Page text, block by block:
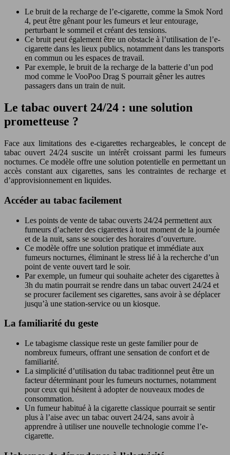
Le bruit de la recharge de l’e-cigarette, comme la Smok Nord
4, peut être gênant pour les fumeurs et leur entourage,
perturbant le sommeil et créant des tensions.
Ce bruit peut également être un obstacle à l’utilisation de l’e-
cigarette dans les lieux publics, notamment dans les transports
en commun ou les espaces de travail.
Par exemple, le bruit de la recharge de la batterie d’un pod
mod comme le VooPoo Drag S pourrait gêner les autres
passagers dans un train de nuit.
Le tabac ouvert 24/24 : une solution
prometteuse ?
Face aux limitations des e-cigarettes rechargeables, le concept de
tabac ouvert 24/24 suscite un intérêt croissant parmi les fumeurs
nocturnes. Ce modèle offre une solution potentielle en permettant un
accès constant aux cigarettes, sans les contraintes de recharge et
d’approvisionnement en liquides.
Accéder au tabac facilement
Les points de vente de tabac ouverts 24/24 permettent aux
fumeurs d’acheter des cigarettes à tout moment de la journée
et de la nuit, sans se soucier des horaires d’ouverture.
Ce modèle offre une solution pratique et immédiate aux
fumeurs nocturnes, éliminant le stress lié à la recherche d’un
point de vente ouvert tard le soir.
Par exemple, un fumeur qui souhaite acheter des cigarettes à
3h du matin pourrait se rendre dans un tabac ouvert 24/24 et
se procurer facilement ses cigarettes, sans avoir à se déplacer
jusqu’à une station-service ou un kiosque.
La familiarité du geste
Le tabagisme classique reste un geste familier pour de
nombreux fumeurs, offrant une sensation de confort et de
familiarité.
La simplicité d’utilisation du tabac traditionnel peut être un
facteur déterminant pour les fumeurs nocturnes, notamment
pour ceux qui hésitent à adopter de nouveaux modes de
consommation.
Un fumeur habitué à la cigarette classique pourrait se sentir
plus à l’aise avec un tabac ouvert 24/24, sans avoir à
apprendre à utiliser une nouvelle technologie comme l’e-
cigarette.